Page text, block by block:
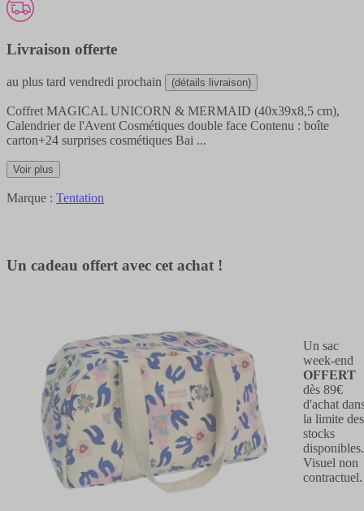
Livraison offerte
au plus tard vendredi prochain (détails livraison)
Coffret MAGICAL UNICORN & MERMAID (40x39x8,5 cm),
Calendrier de l'Avent Cosmétiques double face Contenu : boîte
carton+24 surprises cosmétiques Bai ...
Voir plus
Marque : Tentation
Un cadeau offert avec cet achat !
Un sac
week-end
OFFERT
dès 89€
d'achat
la limite des
stocks
Visuel non
contractuel.